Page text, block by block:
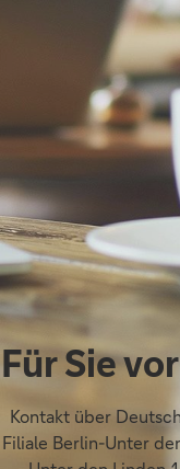
Für Sie
Kontakt über
Filiale Berlin-Unter